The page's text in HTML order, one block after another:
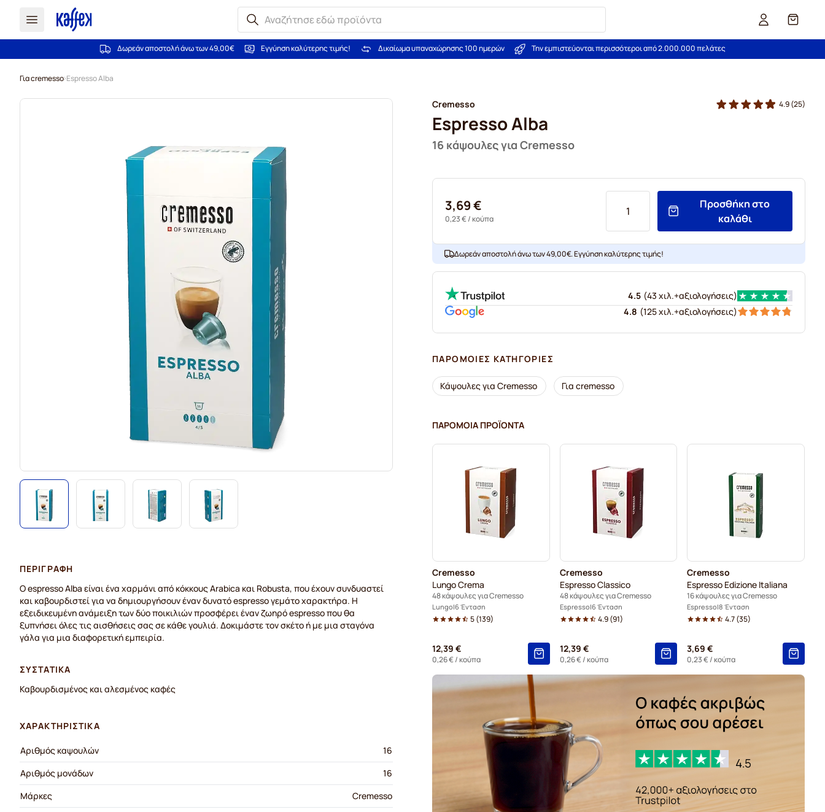
Καλάθι
Δωρεάν αποστολή άνω των 49,00€ Εγγύηση καλύτερης τιμής! Δικαίωμα υπαναχώρησης 100 ημερών Την εμπιστεύονται περισσότεροι από 2.000.000 πελάτες
Για cremesso Espresso Alba
Cremesso
Espresso Alba
16 κάψουλες για Cremesso
4.9(25)
3,69 €
0,23 €/ κούπα
Προσθήκη στο
καλάθι
Δωρεάν αποστολή άνω των 49,00€. Εγγύηση καλύτερης τιμής!
4.5 (43 χιλ.+αξιολογήσεις)
4.8 (125 χιλ.+αξιολογήσεις)
ΠΑΡΌΜΟΙΕΣ ΚΑΤΗΓΟΡΊΕΣ
Κάψουλες για Cremesso Για cremesso
ΠΑΡΌΜΟΙΑ ΠΡΟΪΌΝΤΑ
Cremesso
Lungo Crema
48 κάψουλες για Cremesso
Lungo 6 Ένταση
5(139)
12,39 €
0,26 €/ κούπα
Cremesso
Espresso Classico
48 κάψουλες για Cremesso
Espresso 6 Ένταση
4.9(91)
12,39 €
0,26 €/ κούπα
Cremesso
Espresso Edizione Italiana
16 κάψουλες για Cremesso
Espresso 8 Ένταση
4.7(35)
3,69 €
0,23 €/ κούπα
ΠΕΡΙΓΡΑΦΉ
Ο espresso Alba είναι ένα χαρμάνι από κόκκους Arabica και Robusta, που έχουν συνδυαστεί
και καβουρδιστεί για να δημιουργήσουν έναν δυνατό espresso γεμάτο χαρακτήρα. Η
εξειδικευμένη ανάμειξη των δύο ποικιλιών προσφέρει έναν ζωηρό espresso που θα
ξυπνήσει όλες τις αισθήσεις σας σε κάθε γουλιά. Δοκιμάστε τον σκέτο ή με μια σταγόνα
γάλα για μια διαφορετική εμπειρία.
ΣΥΣΤΑΤΙΚΆ
Καβουρδισμένος και αλεσμένος καφές
ΧΑΡΑΚΤΗΡΙΣΤΙΚΆ
Αριθμός καψουλών
16
Αριθμός μονάδων
16
Μάρκες
Cremesso